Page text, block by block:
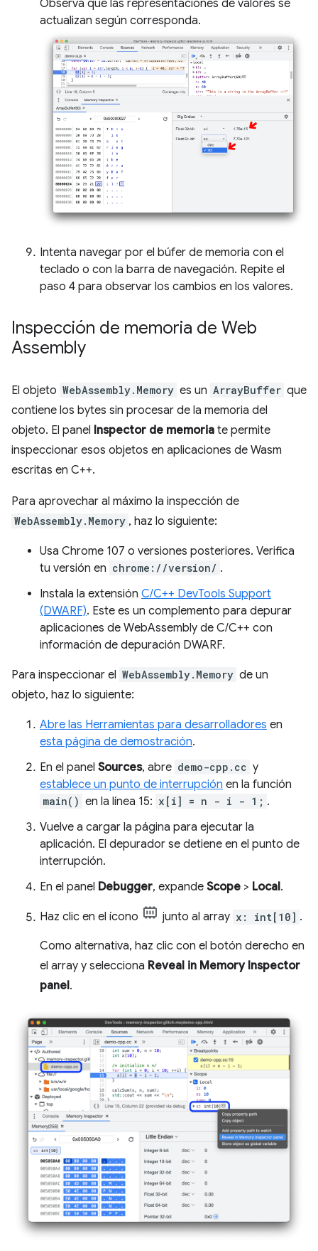
Observa que las representaciones de valores se
actualizan según corresponda.
Intenta navegar por el búfer de memoria con el
teclado o con la barra de navegación. Repite el
paso 4 para observar los cambios en los valores.
Inspección de memoria de Web
Assembly
El objeto WebAssembly.Memory es un ArrayBuffer que
contiene los bytes sin procesar de la memoria del
objeto. El panel Inspector de memoria te permite
inspeccionar esos objetos en aplicaciones de Wasm
escritas en C++.
Para aprovechar al máximo la inspección de
WebAssembly.Memory , haz lo siguiente:
Usa Chrome 107 o versiones posteriores. Verifica
tu versión en chrome://version/ .
Instala la extensión C/C++ DevTools Support
(DWARF). Este es un complemento para depurar
aplicaciones de WebAssembly de C/C++ con
información de depuración DWARF.
Para inspeccionar el WebAssembly.Memory de un
objeto, haz lo siguiente:
Abre las Herramientas para desarrolladores en
esta página de demostración.
En el panel Sources, abre demo-cpp.cc y
establece un punto de interrupción en la función
main() en la línea 15: x[i] = n - i - 1; .
Vuelve a cargar la página para ejecutar la
aplicación. El depurador se detiene en el punto de
interrupción.
En el panel Debugger, expande Scope > Local.
Haz clic en el ícono junto al array x: int[10] .
Como alternativa, haz clic con el botón derecho en
el array y selecciona Reveal in Memory Inspector
panel.